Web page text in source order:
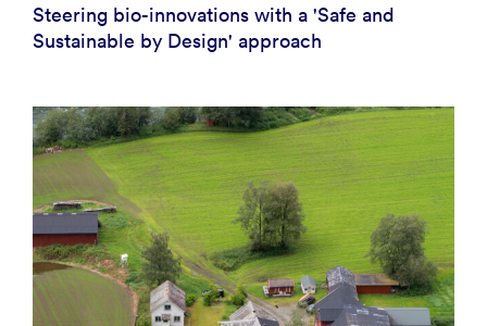
Steering bio-innovations with a 'Safe and
Sustainable by Design' approach